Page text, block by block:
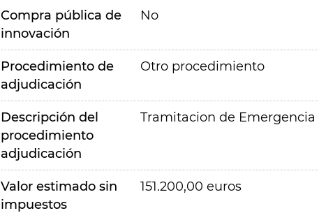
Compra pública de
innovación
No
Procedimiento de
adjudicación
Otro procedimiento
Descripción del
procedimiento
adjudicación
Tramitacion de Emergencia
Valor estimado sin
impuestos
151.200,00 euros